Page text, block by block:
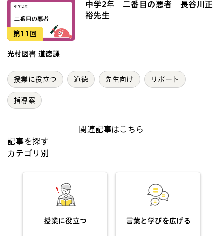
第11回
中学2年 二番目の悪者 長谷川正
裕先生
光村図書 道徳課
授業に役立つ 道徳 先生向け リポート
指導案
関連記事はこちら
記事を探す
カテゴリ別
授業に役立つ 言葉と学びを広げる